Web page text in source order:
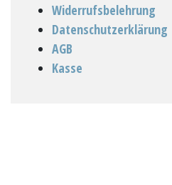
Widerrufsbelehrung
Datenschutzerklärung
AGB
Kasse